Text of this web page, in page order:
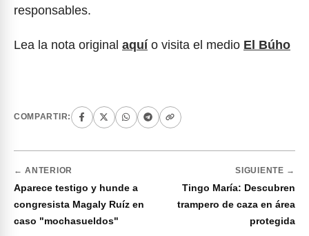
responsables.
Lea la nota original aquí o visita el medio El Búho
COMPARTIR:
← ANTERIOR
Aparece testigo y hunde a
congresista Magaly Ruíz en
caso "mochasueldos"
SIGUIENTE →
Tingo María: Descubren
trampero de caza en área
protegida